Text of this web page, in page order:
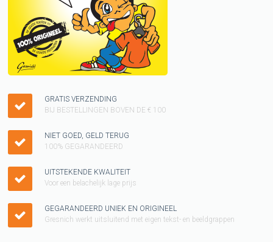
GRATIS VERZENDING
BIJ BESTELLINGEN BOVEN DE € 100
NIET GOED, GELD TERUG
100% GEGARANDEERD
UITSTEKENDE KWALITEIT
Voor een belachelijk lage prijs
GEGARANDEERD UNIEK EN ORIGINEEL
Gresnich werkt uitsluitend met eigen tekst- en beeldgrappen